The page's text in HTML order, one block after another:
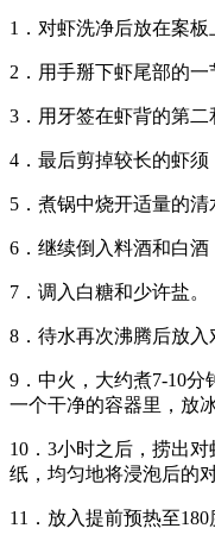
1．对虾洗净后放在案板
2．用手掰下虾尾部的一
3．用牙签在虾背的第二
4．最后剪掉较长的虾须
5．煮锅中烧开适量的清
6．继续倒入料酒和白酒
7．调入白糖和少许盐。
8．待水再次沸腾后放入
9．中火，大约煮7-10
一个干净的容器里，放
10．3小时之后，捞出
纸，均匀地将浸泡后的
11．放入提前预热至180